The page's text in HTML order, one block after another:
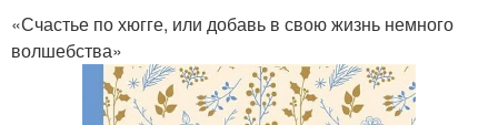
«Счастье по хюгге, или добавь в свою жизнь немного
волшебства»